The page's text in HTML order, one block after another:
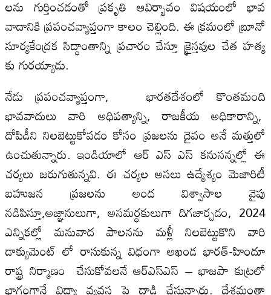
లను గుర్తించడంతో ప్రకృతి ఆవిర్భావం విషయంలో భావ
వాదానికి ప్రపంచవ్యాప్తంగా కాలం చెల్లింది. ఈ క్రమంలో బ్రూనో
సూర్యకేంద్రక సిద్ధాంతాన్ని ప్రచారం చేస్తూ క్రైస్తవుల చేత హత్య
కు గురయ్యాడు.
నేడు ప్రపంచవ్యాప్తంగా, భారతదేశంలో కొంతమంది
భావవాదులు వారి అధిపత్యాన్ని, రాజకీయ అధికారాన్ని,
దోపిడీని నిలబెట్టుకోవడం కోసం ప్రజలను దైవం అనే మత్తులో
ఉంచుతున్నారు. ఇండియాలో ఆర్ ఎస్ ఎస్ కనుసన్నల్లో ఈ
చర్యలు జరుగుతున్నవి. ఈ చర్యల అసలు ఉద్యేశ్యం మెజారిటీ
బహుజన ప్రజలను అంద విశ్వాసాల వైపు
నడిపిస్తూ,అజ్ఞానులుగా, అసమర్ధకులుగా దిగజార్చడం, 2024
ఎన్నికల్లో మనువాద పాలనను మళ్లీ నిలబెట్టుకొని వారి
డాక్యుమెంట్ లో రాసుకున్న విధంగా అఖండ భారత్-హిందూ
రాష్ట్ర నిర్మాణం చేసుకోవలనే ఆర్ఎస్ఎస్ – భాజపా కుట్రలో
భాగంగానే విద్యా వ్యవస్థ పై దాడి చేస్తున్నారు. దేశమంతా